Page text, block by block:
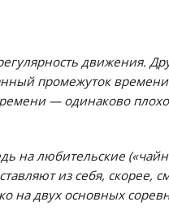
движения.
промежуток
— одинаково
на любительские
из себя, скорее,
на двух основных